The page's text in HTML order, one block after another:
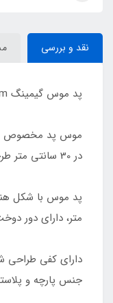
نقد و بررسی
پد موس گیمینگ Aula MP-WFFM 70*30cm
در 30 سانتی متر طرحدار
متر، دارای دور
دارای کفی طراحی
جنس پارچه و